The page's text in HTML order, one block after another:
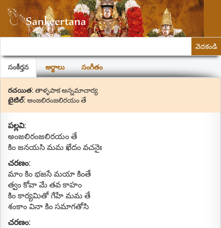
వెదకండి
సంకీర్తన అర్థాలు సంగీతం
రచయిత: తాళ్ళపాక అన్నమాచార్య
టైటిల్: అంజలిరంజలిరయం తే
పల్లవి:
అంజలిరంజలిరయం తే
కిం జనయసి మమ ఖేదం వచనైః
చరణం:
మాం కిం భజసే మయా కింతే
త్వం కోవా మే తవ కాహం
కిం కార్యమితో గేహే మమ తే
శంకాం వినా కిం సమాగతోసి
చరణం: